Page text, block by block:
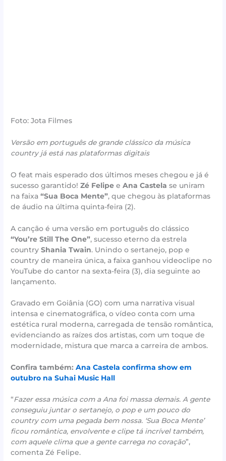
Foto: Jota Filmes
Versão em português de grande clássico da música
country já está nas plataformas digitais
O feat mais esperado dos últimos meses chegou e já é
sucesso garantido!Zé Felipe eAna Castela se uniram
na faixa“Sua Boca Mente”, que chegou às plataformas
de áudio na última quinta-feira (2).
A canção é uma versão em português do clássico
“You’re Still The One”, sucesso eterno da estrela
countryShania Twain. Unindo o sertanejo, pop e
country de maneira única, a faixa ganhou videoclipe no
YouTube do cantor na sexta-feira (3), dia seguinte ao
lançamento.
Gravado em Goiânia (GO) com uma narrativa visual
intensa e cinematográfica, o vídeo conta com uma
estética rural moderna, carregada de tensão romântica,
evidenciando as raízes dos artistas, com um toque de
modernidade, mistura que marca a carreira de ambos.
Confira também:Ana Castela confirma show em
outubro na Suhai Music Hall
“Fazer essa música com a Ana foi massa demais. A gente
conseguiu juntar o sertanejo, o pop e um pouco do
country com uma pegada bem nossa. ‘Sua Boca Mente’
ficou romântica, envolvente e clipe tá incrível também,
com aquele clima que a gente carrega no coração”,
comenta Zé Felipe.